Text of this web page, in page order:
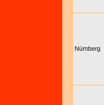
Nürnberg